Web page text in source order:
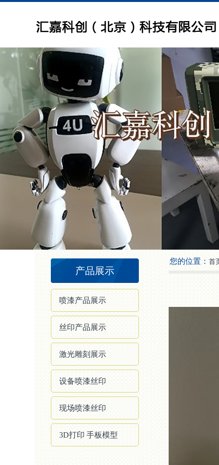
产品展示
喷漆产品展示
丝印产品展示
激光雕刻展示
设备喷漆丝印
现场喷漆丝印
3D打印 手板模型
您的位置：首